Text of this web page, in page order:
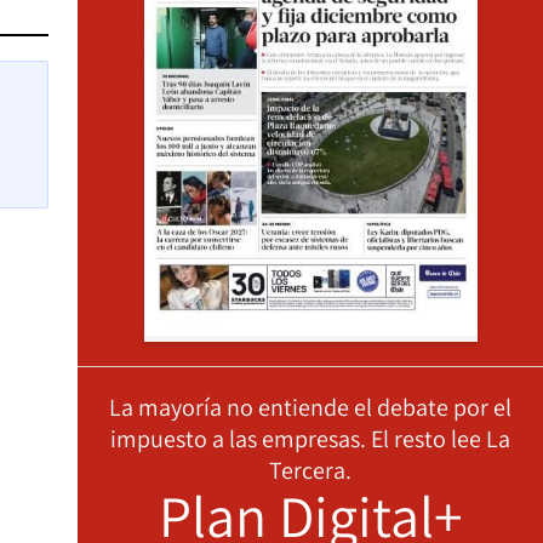
La mayoría no entiende el debate por el
impuesto a las empresas. El resto lee La
Tercera.
Plan Digital+